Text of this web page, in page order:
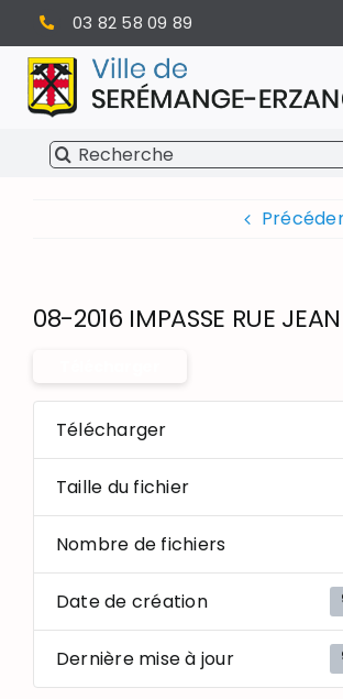
Passer
au
contenu
03 82 58 09 89
SÉRÉMANGE-ERZANGE
Rechercher:
08-2016 IMPASSE RUE
Télécharger
Taille du fichier
Nombre de fichiers
Date de création
Dernière mise à jour